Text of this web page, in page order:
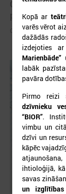
Cildināti
pašvaldību
Cildināti “Talkas
Kopā ar
varēs vērot
dažādās
izdejoties
Marienbāde”
labāk
pavāra
Pirmo reizi
dzīvnieku
“BIOR”.
vimbu un
dzīvi un
kāpēc
ihtioloģijā,
savas
un